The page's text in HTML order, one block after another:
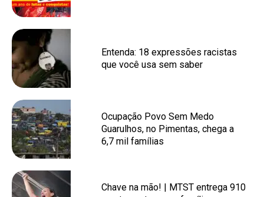
Entenda: 18 expressões racistas
que você usa sem saber
Ocupação Povo Sem Medo
Guarulhos, no Pimentas, chega a
6,7 mil famílias
Chave na mão! | MTST entrega 910